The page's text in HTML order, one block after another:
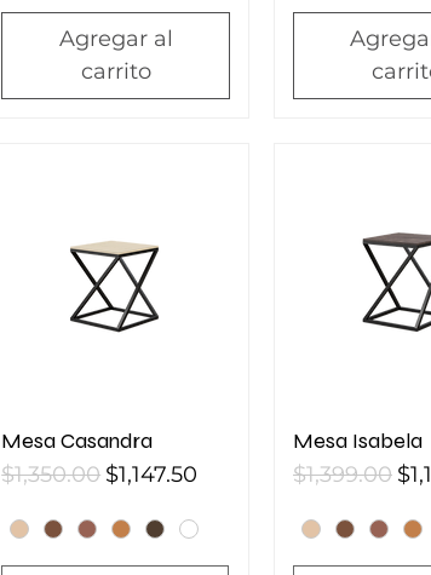
Agregar al
carrito
Mesa Casandra
Precio
$1,350.00 Precio de oferta
$1,147.50
Mesa Isabela
Precio
$1,399.00